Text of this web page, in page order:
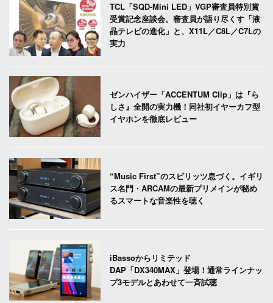
TCL「SQD-Mini LED」VGP審査員特別賞
受賞記念座談会。審査員が語り尽くす「液
晶テレビの進化」と、X11L／C8L／C7Lの
実力
ゼンハイザー「ACCENTUM Clip」は『ら
しさ』全開の実力機！同社初イヤーカフ型
イヤホンを徹底レビュー
“Music First”のスピリッツ息づく。イギリ
ス名門・ARCAMの最新プリメインが秘め
るスマートな音楽性を聴く
iBassoからリミテッド
DAP「DX340MAX」登場！通常ラインナッ
プ3モデルとあわせて一斉試聴